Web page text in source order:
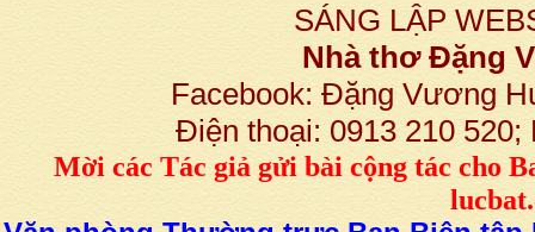
SÁNG LẬP
Nhà thơ Đặng
Facebook: Đặng Vương
Điện thoại: 0913 210
Mời các Tác giả gửi bàicộng tác cho